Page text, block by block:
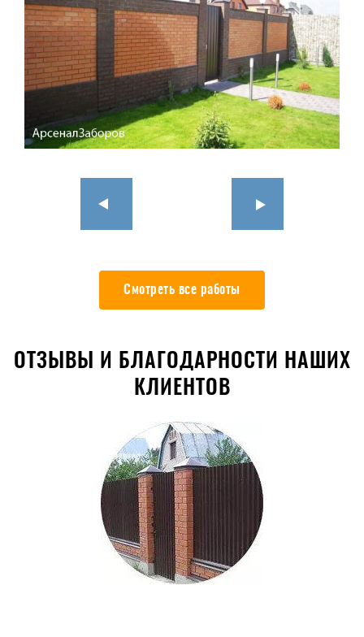
Смотреть все работы
ОТЗЫВЫ И БЛАГОДАРНОСТИ НАШИХ
КЛИЕНТОВ